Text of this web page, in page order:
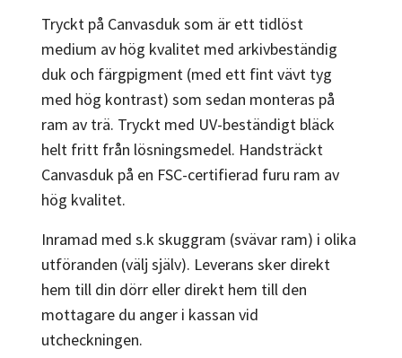
Tryckt på Canvasduk som är ett tidlöst
medium av hög kvalitet med arkivbeständig
duk och färgpigment (med ett fint vävt tyg
med hög kontrast) som sedan monteras på
ram av trä. Tryckt med UV-beständigt bläck
helt fritt från lösningsmedel. Handsträckt
Canvasduk på en FSC-certifierad furu ram av
hög kvalitet.
Inramad med s.k skuggram (svävar ram) i olika
utföranden (välj själv). Leverans sker direkt
hem till din dörr eller direkt hem till den
mottagare du anger i kassan vid
utcheckningen.